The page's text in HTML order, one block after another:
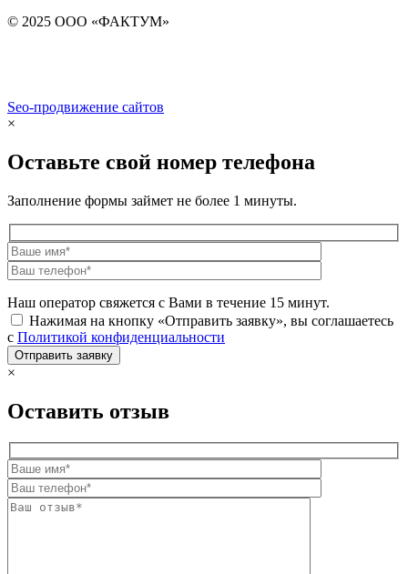
© 2025 ООО «ФАКТУМ»
Seo-продвижение сайтов
×
Оставьте свой номер телефона
Заполнение формы займет не более 1 минуты.
Наш оператор свяжется с Вами в течение 15 минут.
Нажимая на кнопку «Отправить заявку», вы соглашаетесь
с Политикой конфиденциальности
×
Оставить отзыв